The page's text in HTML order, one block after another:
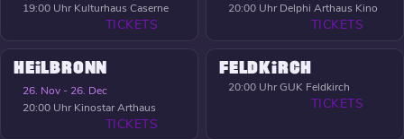
19:00 Uhr Kulturhaus Caserne
TICKETS
20:00 Uhr Delphi Arthaus Kino
TICKETS
HEILBRONN
26. Nov - 26. Dec
20:00 Uhr Kinostar Arthaus
TICKETS
FELDKIRCH
20:00 UhrGUK Feldkirch
TICKETS